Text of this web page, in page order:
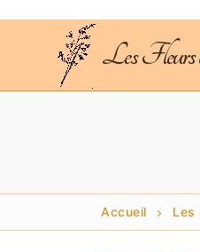
Les Fleurs
Accueil Les